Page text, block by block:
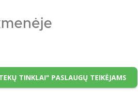
TINKLAI" PASLAUGŲ TEIKĖJAMS